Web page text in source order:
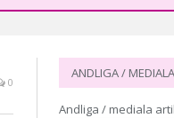
0
ANDLIGA /
Andliga / mediala